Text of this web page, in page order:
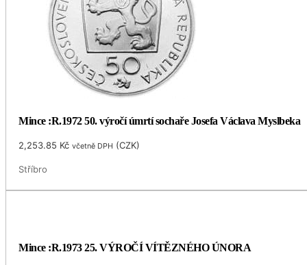
Mince :R.1972 50. výročí úmrtí sochaře Josefa Václava Myslbeka
2,253.85 Kč včetně DPH (CZK)
Stříbro
Mince :R.1973 25. VÝROČÍ VÍTĚZNÉHO ÚNORA